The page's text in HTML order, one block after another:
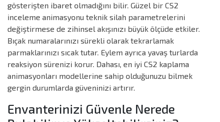
gösterişten ibaret olmadığını bilir. Güzel bir CS2
inceleme animasyonu teknik silah parametrelerini
değiştirmese de zihinsel akışınızı büyük ölçüde etkiler.
Bıçak numaralarınızı sürekli olarak tekrarlamak
parmaklarınızı sıcak tutar. Eylem ayrıca yavaş turlarda
reaksiyon sürenizi korur. Dahası, en iyi CS2 kaplama
animasyonları modellerine sahip olduğunuzu bilmek
gergin durumlarda güveninizi artırır.
Envanterinizi Güvenle Nerede